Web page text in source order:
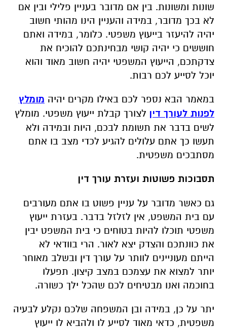
שונות ומשונות. בין אם מדובר בעניין פלילי ובין אם
לא בכך מדובר, במידה והעניין הינו מהותי חשוב
יהיה להיעזר בייעוץ משפטי. כלומר, במידה ואתם
חוששים כי יהיה קושי מבחינתכם להוכיח את
צדקתכם, הייעוץ המשפטי יהיה חשוב מאוד והוא
יוכל לסייע לכם רבות.
במאמר הבא נספר לכם באילו מקרים יהיה מומלץ
לפנות לעורך דין לצורך קבלת ייעוץ משפטי. מומלץ
לשים בדבר את תשומת לבכם, היות ובמידה ולא
תעשו כך אתם עלולים להגיע לכדי מצב בו אתם
מסתבכים משפטית.
תסבוכות פשוטות ועזרת עורך דין
גם כאשר מדובר על עניין פשוט בו אתם מעורבים
עם בית המשפט, אין לזלזל בדבר. בעזרת ייעוץ
משפטי תוכלו להיות בטוחים כי בית המשפט יבין
את כוונתכם והצדק יצא לאור. הרי בוודאי לא
הייתם מעוניינים לוותר על עורך דין ובשלב מאוחר
יותר למצוא את עצמכם במצב קיצון. תפעלו
בחוכמה ואנו מבטיחים לכם שהכל ילך כשורה.
יתר על כן, במידה ובן המשפחה שלכם נקלע לבעיה
משפטית, כדאי מאוד לסייע לו ולהביא לו ייעוץ